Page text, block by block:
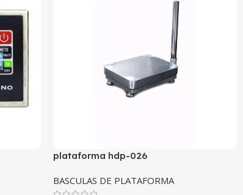
plataforma hdp-026
BASCULAS DE PLATAFORMA